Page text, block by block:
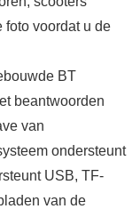
foto voordat u de
BT
beantwoorden
van
ondersteunt
USB, TF-
van de